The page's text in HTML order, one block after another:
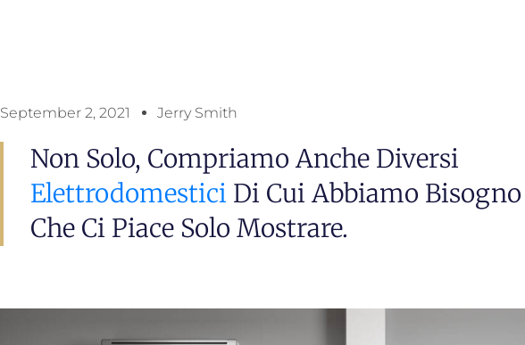
September 2, 2021 Jerry Smith
Non Solo, Compriamo Anche Diversi
Elettrodomestici Di Cui Abbiamo
Che Ci Piace Solo Mostrare.